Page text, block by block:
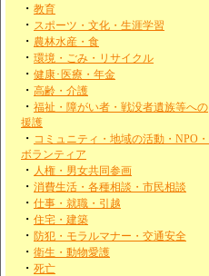
・ 教育
・ スポーツ・文化・生涯学習
・ 農林水産・食
・ 環境・ごみ・リサイクル
・ 健康･医療・年金
・ 高齢・介護
・ 福祉・障がい者・戦没者遺族等への
援護
・ コミュニティ・地域の活動・NPO・
ボランティア
・ 人権・男女共同参画
・ 消費生活・各種相談・市民相談
・ 仕事・就職・引越
・ 住宅・建築
・ 防犯・モラルマナー・交通安全
・ 衛生・動物愛護
・ 死亡